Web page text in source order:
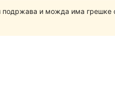
и можда има грешке